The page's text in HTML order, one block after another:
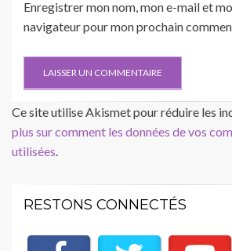
Enregistrer mon nom, mon e-mail et
navigateur pour mon prochain
Ce site utilise Akismet pour réduire les
plus sur comment les données de vos
utilisées.
RESTONS CONNECTÉS